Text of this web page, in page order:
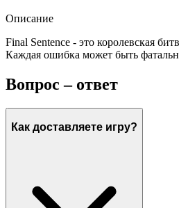
Описание
Final Sentence - это королевская
Каждая ошибка может быть
Вопрос – ответ
Как доставляете игру?